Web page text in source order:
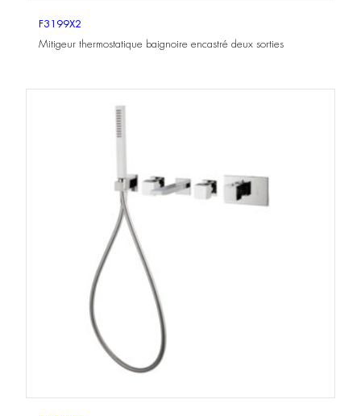
F3199X2
Mitigeur thermostatique baignoire encastré deux sorties